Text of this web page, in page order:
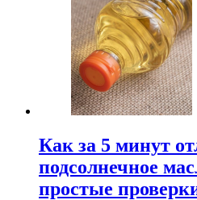
Как за 5 минут
подсолнечное
простые